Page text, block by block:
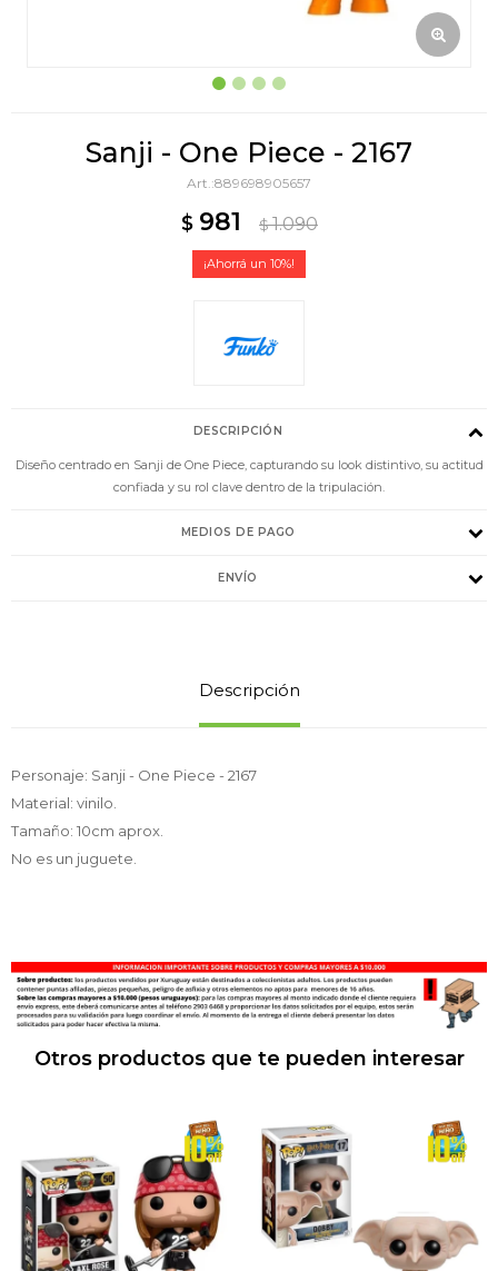
Sanji - One Piece - 2167
889698905657
$ 981 $ 1.090
10
DESCRIPCIÓN
Diseño centrado en Sanji de One Piece, capturando su look distintivo, su actitud
confiada y su rol clave dentro de la tripulación.
MEDIOS DE PAGO
ENVÍO
Descripción
Personaje: Sanji - One Piece - 2167
Material: vinilo.
Tamaño: 10cm aprox.
No es un juguete.
Otros productos que te pueden interesar